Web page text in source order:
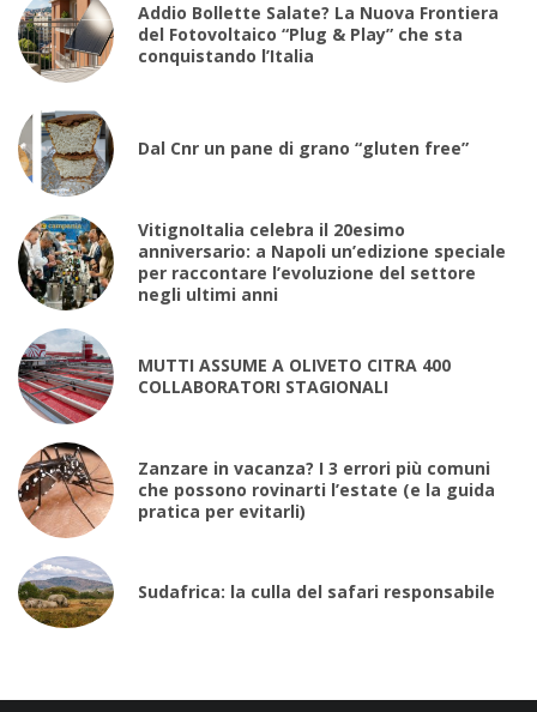
Addio Bollette Salate? La Nuova Frontiera
del Fotovoltaico “Plug & Play” che sta
conquistando l’Italia
Dal Cnr un pane di grano “gluten free”
VitignoItalia celebra il 20esimo
anniversario: a Napoli un’edizione speciale
per raccontare l’evoluzione del settore
negli ultimi anni
MUTTI ASSUME A OLIVETO CITRA 400
COLLABORATORI STAGIONALI
Zanzare in vacanza? I 3 errori più comuni
che possono rovinarti l’estate (e la guida
pratica per evitarli)
Sudafrica: la culla del safari responsabile